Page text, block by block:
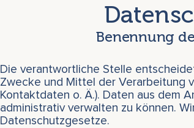
Benennung
Die verantwortliche Stelle
Zwecke und Mittel der Verarbeitung
Kontaktdaten o. Ä.). Daten aus dem
administrativ verwalten zu können.
Datenschutzgesetze.